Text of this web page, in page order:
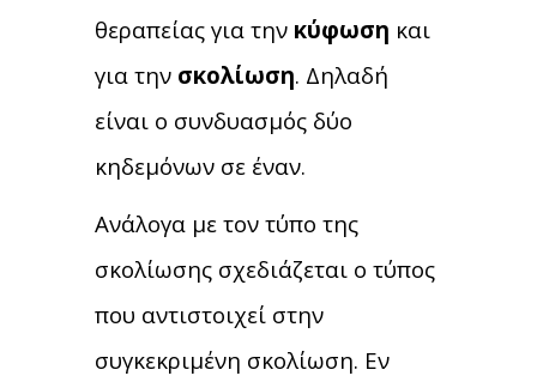
θεραπείας για την κύφωση και
για την σκολίωση. Δηλαδή
είναι ο συνδυασμός δύο
κηδεμόνων σε έναν.
Ανάλογα με τον τύπο της
σκολίωσης σχεδιάζεται ο τύπος
που αντιστοιχεί στην
συγκεκριμένη σκολίωση. Εν